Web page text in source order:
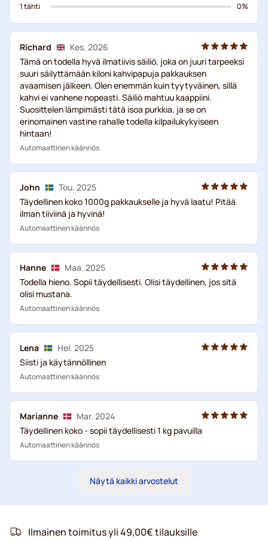
1 tähti
0%
Richard
Kes. 2026
Tämä on todella hyvä ilmatiivis säiliö, joka on juuri tarpeeksi
suuri säilyttämään kiloni kahvipapuja pakkauksen
avaamisen jälkeen. Olen enemmän kuin tyytyväinen, sillä
kahvi ei vanhene nopeasti. Säiliö mahtuu kaappiini.
Suosittelen lämpimästi tätä isoa purkkia, ja se on
erinomainen vastine rahalle todella kilpailukykyiseen
hintaan!
Automaattinen käännös
John
Tou. 2025
Täydellinen koko 1000g pakkaukselle ja hyvä laatu! Pitää
ilman tiiviinä ja hyvinä!
Automaattinen käännös
Hanne
Maa. 2025
Todella hieno. Sopii täydellisesti. Olisi täydellinen, jos sitä
olisi mustana.
Automaattinen käännös
Lena
Hel. 2025
Siisti ja käytännöllinen
Automaattinen käännös
Marianne
Mar. 2024
Täydellinen koko - sopii täydellisesti 1 kg pavuilla
Automaattinen käännös
Näytä kaikki arvostelut
Ilmainen toimitus yli 49,00€ tilauksille